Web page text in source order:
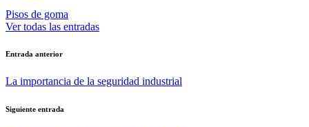
Pisos de goma
Ver todas las entradas
Navegación
de
Entrada anterior
La importancia de la seguridad industrial
Siguiente entrada